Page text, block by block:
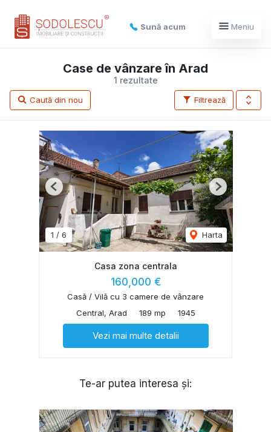
Sună acum Meniu
1 rezultate
Case de vânzare în Arad
Filtrează
Caută din nou
1 / 6 Harta
Previous Next
Casa zona centrala
160,000 €
Casă / Vilă cu 3 camere de vânzare
Central, Arad
189 mp 1945
Vezi mai multe detalii
Te-ar putea interesa și: